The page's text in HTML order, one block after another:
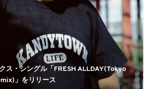
ス・シングル「FRESH ALLDAY(Tokyo
」をリリース